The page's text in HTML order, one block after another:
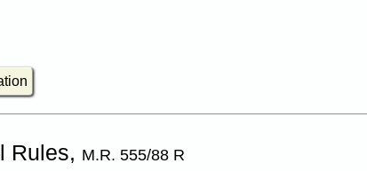
Rules, M.R. 555/88 R